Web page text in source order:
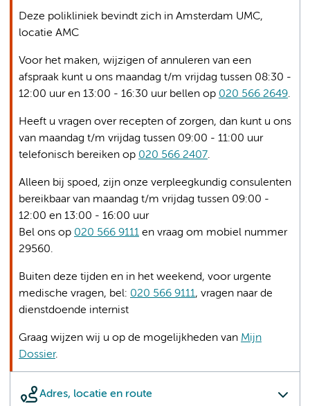
Adres, locatie en route
Deze polikliniek bevindt zich in Amsterdam UMC,
locatie AMC
Voor het maken, wijzigen of annuleren van een
afspraak kunt u ons maandag t/m vrijdag tussen 08:30 -
12:00 uur en 13:00 - 16:30 uur bellen op 020 566 2649.
Heeft u vragen over recepten of zorgen, dan kunt u ons
van maandag t/m vrijdag tussen 09:00 - 11:00 uur
telefonisch bereiken op 020 566 2407.
Alleen bij spoed, zijn onze verpleegkundig consulenten
bereikbaar van maandag t/m vrijdag tussen 09:00 -
12:00 en 13:00 - 16:00 uur
Bel ons op 020 566 9111 en vraag om mobiel nummer
29560.
Buiten deze tijden en in het weekend, voor urgente
medische vragen, bel: 020 566 9111, vragen naar de
dienstdoende internist
Graag wijzen wij u op de mogelijkheden van Mijn
Dossier.